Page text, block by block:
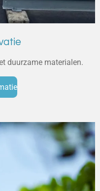
duurzame materialen.